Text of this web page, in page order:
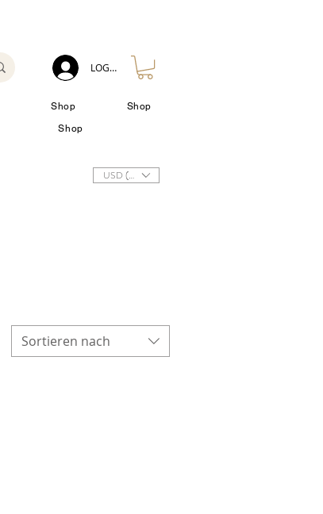
Shop
Shop
Shop
LOG IN
USD ($)
Sortieren nach